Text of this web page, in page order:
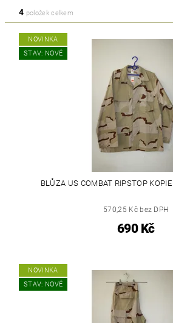
4 položek celkem
NOVINKA
STAV: NOVÉ
BLŮZA US COMBAT RIPSTOP
570,25 Kč bez DPH
690 Kč
NOVINKA
STAV: NOVÉ